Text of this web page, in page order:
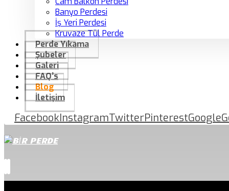
Banyo Perdesi
İş Yeri Perdesi
Kruvaze Tül Perde
Perde Yıkama
Şubeler
Galeri
FAQ’s
Blog
İletişim
FacebookInstagramTwitterPinterestGoogle